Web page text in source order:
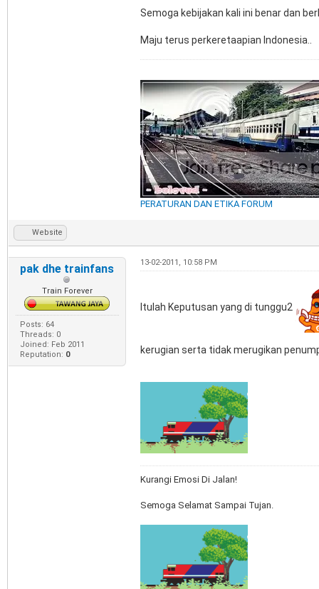
Semoga kebijakan kali ini benar dan
Maju terus perkeretaapian Indonesia..
PERATURAN DAN ETIKA FORUM
Website
pak dhe trainfans
Train Forever
Posts: 64
Threads: 0
Joined: Feb 2011
Reputation: 0
13-02-2011, 10:58 PM
Itulah Keputusan yang di tunggu2
kerugian serta tidak merugikan
Kurangi Emosi Di Jalan!
Semoga Selamat Sampai Tujan.